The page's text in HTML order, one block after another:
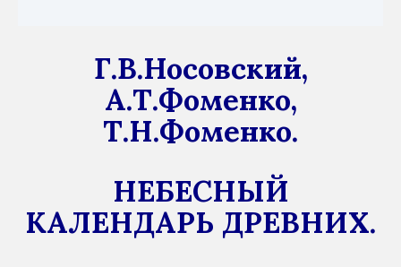
Г.В.Носовский,
А.Т.Фоменко,
Т.Н.Фоменко.
НЕБЕСНЫЙ
КАЛЕНДАРЬ ДРЕВНИХ.